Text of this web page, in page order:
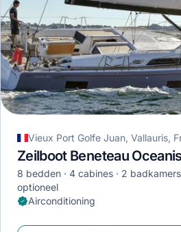
Vieux Port Golfe Juan, Vallauris,
Zeilboot Beneteau
8 bedden 4 cabines 2 badkamers
optioneel
Airconditioning